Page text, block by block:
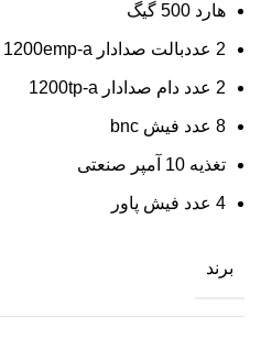
هارد 500 گیگ
2 عددبالت صدادار 1200emp-a
2 عدد دام صدادار 1200tp-a
8 عدد فیش bnc
تغذیه 10 آمپر صنعتی
4 عدد فیش پاور
برند